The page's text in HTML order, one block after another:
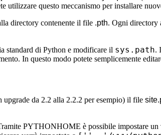
utilizzare questo meccanismo per installare
directory contenente il file .pth. Ogni directory
standard di Python e modificare il sys.path.
In questo modo potete semplicemente
upgrade da 2.2 alla 2.2.2 per esempio) il file
PYTHONHOME è possibile impostare